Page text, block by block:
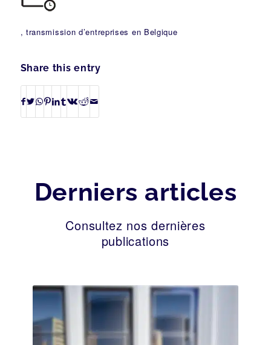
, transmission d’entreprises en Belgique
Share this entry
Derniers articles
Consultez nos dernières
publications